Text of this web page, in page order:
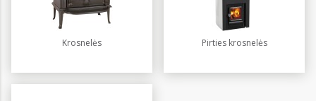
Krosnelės Pirties krosnelės